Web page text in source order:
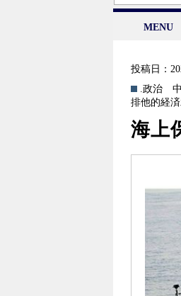
MENU
投稿日：
.政治
排他的経
海上